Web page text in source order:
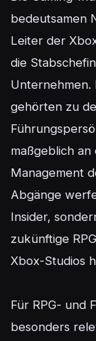
bedeutsamen
Leiter der
die
Unternehmen.
gehörten zu
maßgeblich
Management
Abgänge
Insider,
zukünftige
Xbox-Studios
Für RPG- und
besonders